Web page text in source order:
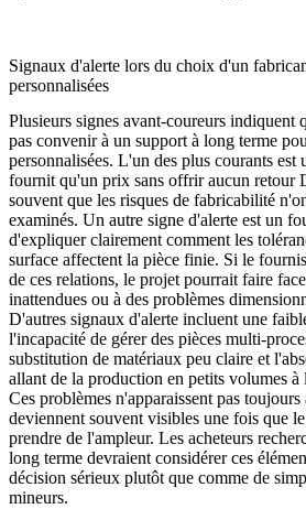
Signaux d'alerte lors du choix d'un
personnalisées
Plusieurs signes avant-coureurs indiquent
pas convenir à un support à long terme
personnalisées. L'un des plus courants est
fournit qu'un prix sans offrir aucun retour
souvent que les risques de fabricabilité
examinés. Un autre signe d'alerte est un
d'expliquer clairement comment les
surface affectent la pièce finie. Si le
de ces relations, le projet pourrait faire
inattendues ou à des problèmes
D'autres signaux d'alerte incluent une
l'incapacité de gérer des pièces multi-
substitution de matériaux peu claire et
allant de la production en petits volumes à
Ces problèmes n'apparaissent pas
deviennent souvent visibles une fois que
prendre de l'ampleur. Les acheteurs
long terme devraient considérer ces
décision sérieux plutôt que comme de
mineurs.